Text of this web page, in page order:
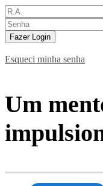
Fazer Login
Esqueci minha senha
Um